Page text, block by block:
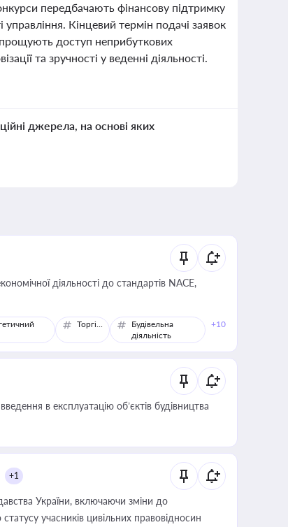
передбачають фінансову підтримку
Кінцевий термін подачі заявок
доступ неприбуткових
та зручності у веденні діяльності.
джерела, на основі яких
діяльності до стандартів NACE,
Торгівля
Будівельна
діяльність
+10
в експлуатацію об’єктів будівництва
+1
України, включаючи зміни до
учасників цивільних правовідносин